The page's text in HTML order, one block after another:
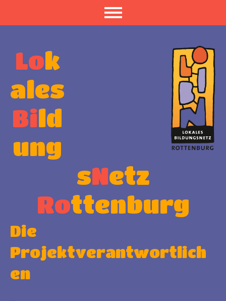
Lok
ales
Bild
ung
sNetz
Rottenburg
Die
Projektverantwortlich
en